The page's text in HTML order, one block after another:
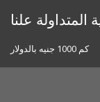
المتداولة علنا
كم 1000 جنيه بالدولار